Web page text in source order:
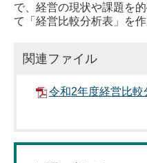
で、経営の現状や課題を
て「経営比較分析表」を作
関連ファイル
令和2年度経営比較